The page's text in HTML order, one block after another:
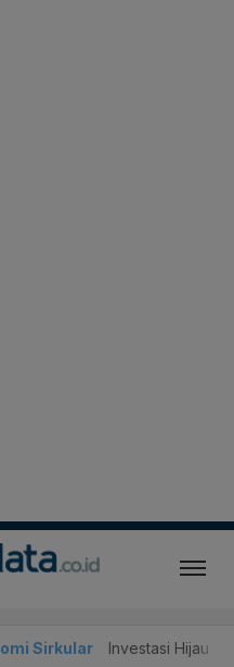
Sirkular Investasi Hijau